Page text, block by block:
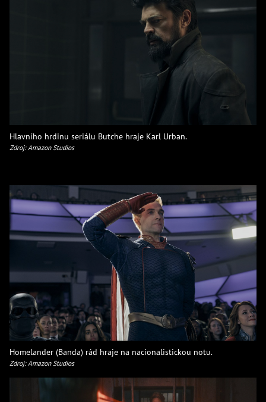
Hlavního hrdinu seriálu Butche hraje Karl Urban.
Zdroj: Amazon Studios
Homelander (Banda) rád hraje na nacionalistickou notu.
Zdroj: Amazon Studios